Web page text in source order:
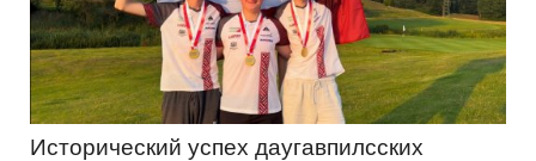
Исторический успех даугавпилсских